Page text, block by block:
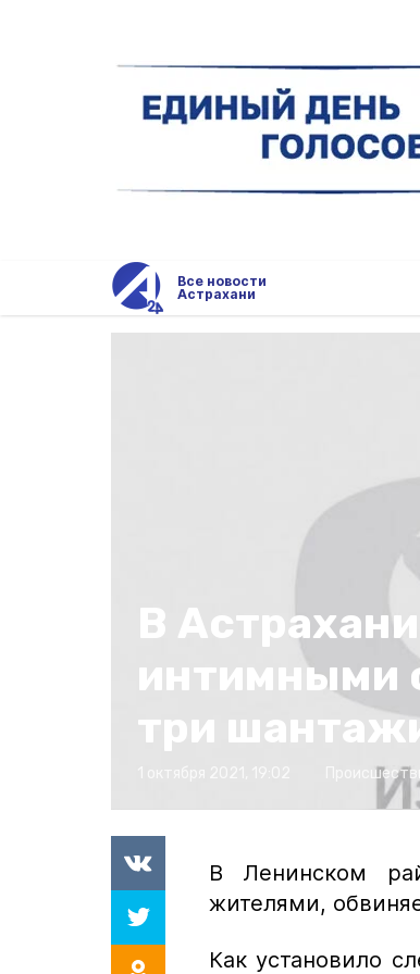
Все новости
Астрахани
В
интимными
три
В Ленинском
жителями,
Как установило